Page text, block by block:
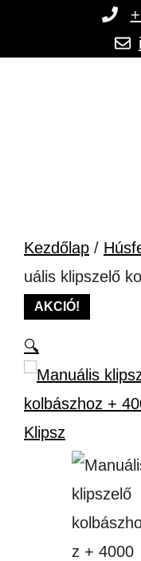
Kezdőlap /
uális klipszelő
AKCIÓ!
🔍